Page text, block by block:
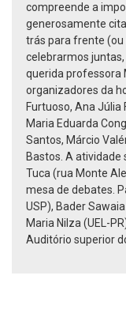
compreende a
generosamente
trás para frente (ou
celebrarmos
querida professora
organizadores da
Furtuoso, Ana Júlia
Maria Eduarda
Santos, Márcio
Bastos. A
Tuca (rua Monte
mesa de debates.
USP), Bader
Maria Nilza (UEL-
Auditório superior